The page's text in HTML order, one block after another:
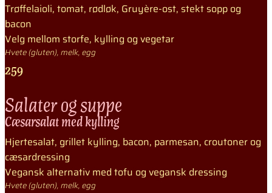
Trøffelaioli, tomat, rødløk, Gruyère-ost, stekt sopp og
bacon
Velg mellom storfe, kylling og vegetar
Hvete (gluten), melk, egg
259
Salater og suppe
Cæsarsalat med kylling
Hjertesalat, grillet kylling, bacon, parmesan, croutoner og
cæsardressing
Vegansk alternativ med tofu og vegansk dressing
Hvete (gluten), melk, egg